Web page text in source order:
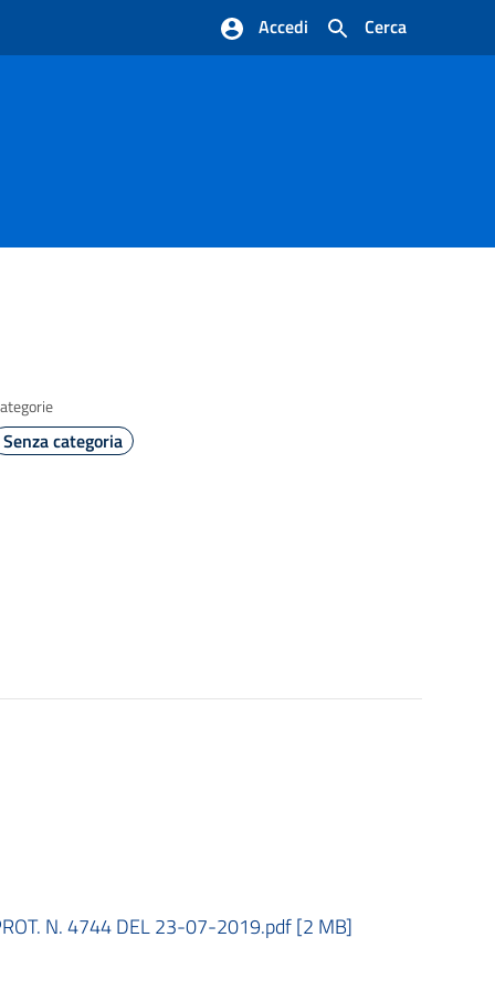
Cerca
Accedi
Senza categoria
N. 4744 DEL 23-07-2019.pdf [2 MB]